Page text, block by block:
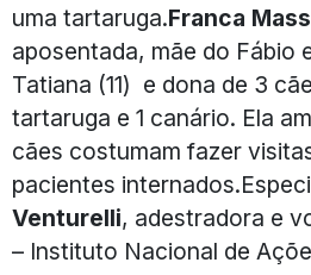
uma tartaruga.Franca
aposentada, mãe do Fábio
Tatiana (11) e dona de 3
tartaruga e 1 canário. Ela
cães costumam fazer
pacientes
Venturelli, adestradora e
– Instituto Nacional de